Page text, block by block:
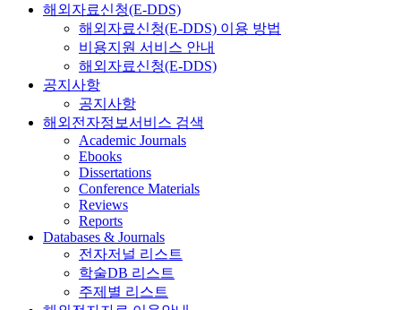
해외자료신청(E-DDS)
해외자료신청(E-DDS) 이용 방법
비용지원 서비스 안내
해외자료신청(E-DDS)
공지사항
공지사항
해외전자정보서비스 검색
Academic Journals
Ebooks
Dissertations
Conference Materials
Reviews
Reports
Databases & Journals
전자저널 리스트
학술DB 리스트
주제별 리스트